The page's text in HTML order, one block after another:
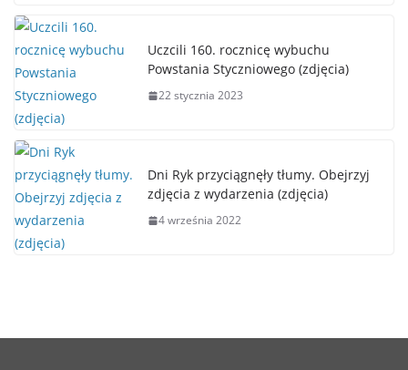
Uczcili 160. rocznicę wybuchu
Powstania Styczniowego (zdjęcia)
22 stycznia 2023
Dni Ryk przyciągnęły tłumy. Obejrzyj
zdjęcia z wydarzenia (zdjęcia)
4 września 2022